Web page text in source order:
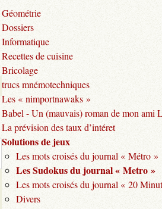
Géométrie
Dossiers
Informatique
Recettes de cuisine
Bricolage
trucs mnémotechniques
Les « nimportnawaks »
Babel - Un (mauvais) roman de mon ami
La prévision des taux d’intéret
Solutions de jeux
Les mots croisés du journal « Métro »
Les Sudokus du journal « Metro »
Les mots croisés du journal « 20
Divers